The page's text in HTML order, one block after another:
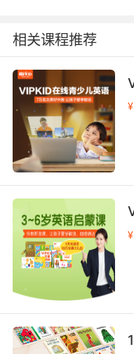
机构在教学上没有
很难带领孩子们更
少儿英语培训哪家
点：看老师的上课模
这一点其实可以通
便老师展示自己的
生们体验教学的质
己的孩子试听之后
这样的课程，主
样、是否能带动孩
课堂的节奏把握程
们更多的时间来自
相关课程推荐
¥
¥